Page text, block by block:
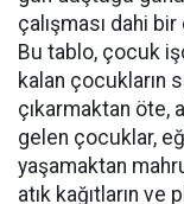
çalışması dahi
Bu tablo, çocuk
kalan çocukların
çıkarmaktan öte,
gelen çocuklar,
yaşamaktan
atık kağıtların